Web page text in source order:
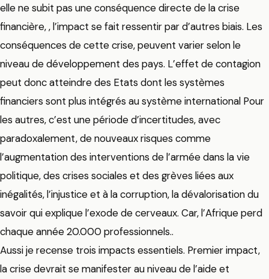
elle ne subit pas une conséquence directe de la crise
financière, , l’impact se fait ressentir par d’autres biais. Les
conséquences de cette crise, peuvent varier selon le
niveau de développement des pays. L’effet de contagion
peut donc atteindre des Etats dont les systèmes
financiers sont plus intégrés au système international Pour
les autres, c’est une période d’incertitudes, avec
paradoxalement, de nouveaux risques comme
l’augmentation des interventions de l’armée dans la vie
politique, des crises sociales et des grèves liées aux
inégalités, l’injustice et à la corruption, la dévalorisation du
savoir qui explique l’exode de cerveaux. Car, l’Afrique perd
chaque année 20.000 professionnels..
Aussi je recense trois impacts essentiels. Premier impact,
la crise devrait se manifester au niveau de l’aide et